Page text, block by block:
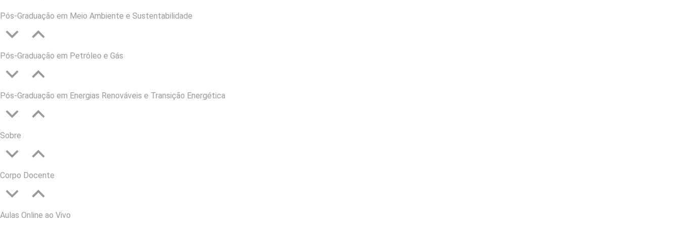
Pós-Graduação em Meio Ambiente e Sustentabilidade
Pós-Graduação em Petróleo e Gás
Pós-Graduação em Energias Renováveis e Transição Energética
Sobre
Corpo Docente
Aulas Online ao Vivo